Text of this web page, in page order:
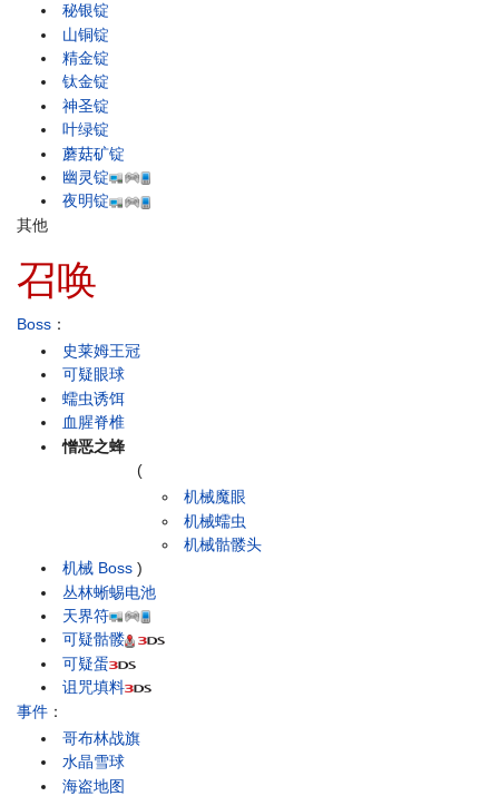
秘银锭
山铜锭
精金锭
钛金锭
神圣锭
叶绿锭
蘑菇矿锭
幽灵锭
夜明锭
其他
召唤
Boss ：
史莱姆王冠
可疑眼球
蠕虫诱饵
血腥脊椎
憎恶之蜂
机械 Boss
(
机械魔眼
机械蠕虫
机械骷髅头
)
丛林蜥蜴电池
天界符
可疑骷髅
可疑蛋
诅咒填料
事件 ：
哥布林战旗
水晶雪球
海盗地图